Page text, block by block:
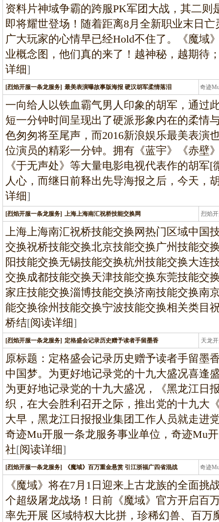
资料片神域争霸的跨服PK军团大战，其二则
即将耀世登场！随着距离8月全新职业末日
广大玩家的心情早已经Hold不住了。《魔域
业概念图，他们真的来了！越神秘，越期待
详细]
[烈焰开服一条龙服务] 最美表演曝故事版海报 硬汉胡军柔情落泪 奇迹
条
一向给人以铁血霸气男人印象的胡军，通过
短一分钟时间呈现出了硬派形象内在的柔情
色匆匆将至尾声，而2016新浪娱乐最美表演
位演员的精彩一分钟。拥有《蓝宇》《赤壁
《于无声处》等大量电影电视代表作的胡军
人心，而继日前释出先导海报之后，今天，
详细]
[烈焰开服一条龙服务] 上海上海南汇祝桥技能交换网 烈焰
龙
上海上海南汇祝桥技能交换网热门区域中国
交换祝桥技能交换北京技能交换广州技能交
阳技能交换无锡技能交换杭州技能交换大连
交换成都技能交换天津技能交换东莞技能交
家庄技能交换淄博技能交换济南技能交换南
能交换徐州技能交换宁波技能交换相关类目
桥结[阅读详细]
[烈焰开服一条龙服务] 定格盛会记录历史赠予读者手留墨香 天龙
龙
原标题：定格盛会记录历史赠予读者手留墨
中国梦。为更好地记录党的十九大盛况喜逢
为更好地记录党的十九大盛况，《黑龙江日
织，在大会胜利召开之际，推出党的十九大
大早，黑龙江日报报业集团工作人员就走进
奇迹Mu开服一条龙服务事业单位，奇迹Mu
社[阅读详细]
[烈焰开服一条龙服务] 《魔域》百万重金悬赏 引江浙福广四省混战 奇迹
条
《魔域》将在7月1日迎来上古龙族的全面挑
个超级屠龙战场！日前《魔域》官方开启百
率先开展 区域特权大比拼，珍稀幻兽、百万